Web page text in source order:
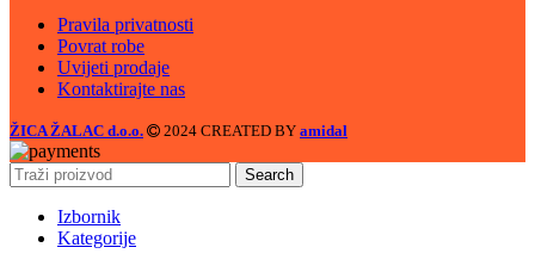
Pravila privatnosti
Povrat robe
Uvijeti prodaje
Kontaktirajte nas
ŽICA ŽALAC d.o.o. 2024 CREATED BY amidal
Search
Izbornik
Kategorije